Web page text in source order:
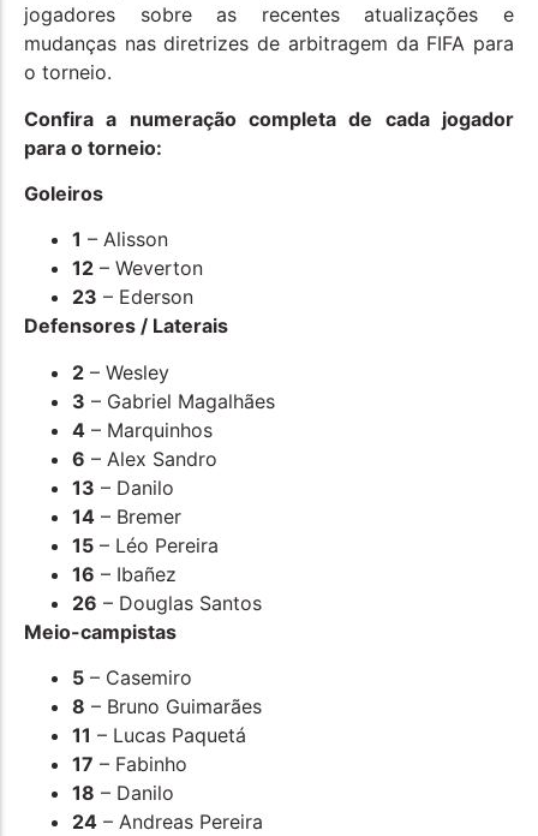
jogadores sobre as recentes atualizações e
mudanças nas diretrizes de arbitragem da FIFA para
o torneio.
Confira a numeração completa de cada jogador
para o torneio:
Goleiros
1 – Alisson
12 – Weverton
23 – Ederson
Defensores / Laterais
2 – Wesley
3 – Gabriel Magalhães
4 – Marquinhos
6 – Alex Sandro
13 – Danilo
14 – Bremer
15 – Léo Pereira
16 – Ibañez
26 – Douglas Santos
Meio-campistas
5 – Casemiro
8 – Bruno Guimarães
11 – Lucas Paquetá
17 – Fabinho
18 – Danilo
24 – Andreas Pereira